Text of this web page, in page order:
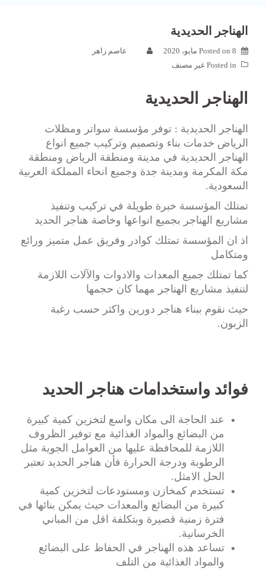
الهناجر الحديدية
Posted on
عاصم زاهر
Posted in غير مصنف
الهناجر الحديدية
الهناجر الحديدية : توفر مؤسسة سواتر ومظلات
الرياض خدمات بناء وتصميم وتركيب جميع انواع
الهناجر الحديدية في مدينة ومنطقة الرياض ومنطقة
مكة المكرمة ومدينة جدة وجميع انحاء المملكة العربية
السعودية.
تمتلك المؤسسة خبرة طويلة في تركيب وتنفيذ
مشاريع الهناجر بجميع انواعها وخاصة هناجر الحديد
اذ ان المؤسسة تمتلك كوادر وفريق عمل متميز ورائع
ومتكامل
كما تمتلك جميع المعدات والادوات والآلات اللازمة
لتنفيذ مشاريع الهناجر مهما كان حجمها
حيث نقوم ببناء هناجر دورين واكثر حسب رغبة
الزبون.
فوائد واستخدامات هناجر الحديد
عند الحاجة الى مكان واسع لتخزين كمية كبيرة
من البضائع والمواد الغذائية مع توفير الظروف
اللازمة للمحافظة عليها من العوامل الجوية مثل
الرطوبة ودرجة الحرارة فأن هناجر الحديد تعتبر
الحل الامثل.
تستخدم كمخازن ومستودعات لتخزين كمية
كبيرة من البضائع والمعدات حيث يمكن بنائها في
فترة زمنية قصيرة وبتكلفة اقل من المباني
الخرسانية.
تساعد هذه الهناجر في الحفاظ على البضائع
والمواد الغذائية من التلف